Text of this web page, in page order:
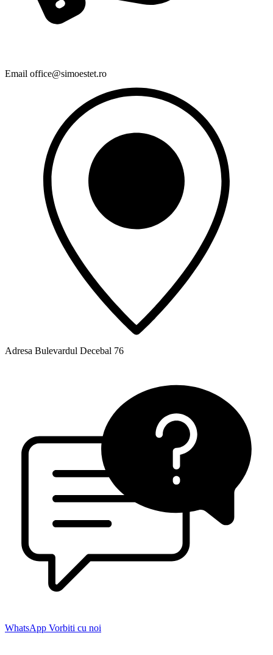
Email office@simoestet.ro
Adresa Bulevardul Decebal 76
WhatsApp Vorbiti cu noi